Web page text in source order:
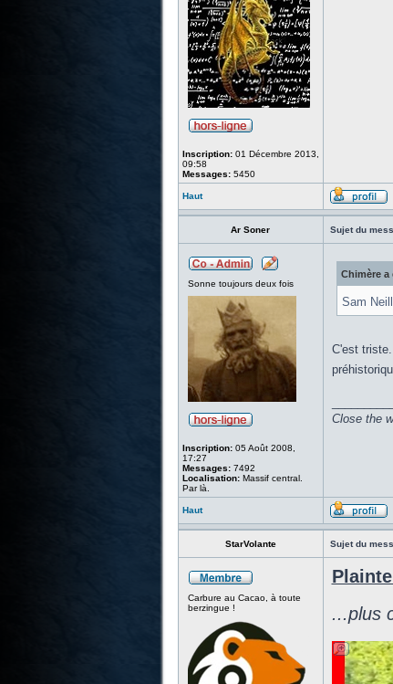
Inscription:01 Décembre 2013,
09:58
Messages:5450
Haut
Ar Soner Sujet du
Sonne toujours deux fois
Inscription:05 Août 2008,
17:27
Messages:7492
Localisation:Massif central.
Par là.
Chimère a
Sam
C'est
Close the
Haut
StarVolante Sujet du
Carbure au Cacao, à toute
berzingue !
...plus